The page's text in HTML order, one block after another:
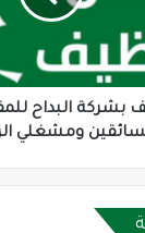
بشركة البداح
ومشغلي